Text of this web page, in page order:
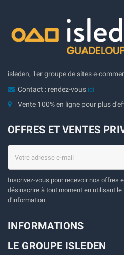
isleden, 1er groupe de sites e-
Contact : rendez-vous ici
Vente 100% en ligne pour plus
OFFRES ET VENTES
Inscrivez-vous pour recevoir nos offres
désinscrire à tout moment en utilisant le
d'information.
INFORMATIONS
LE GROUPE ISLEDEN